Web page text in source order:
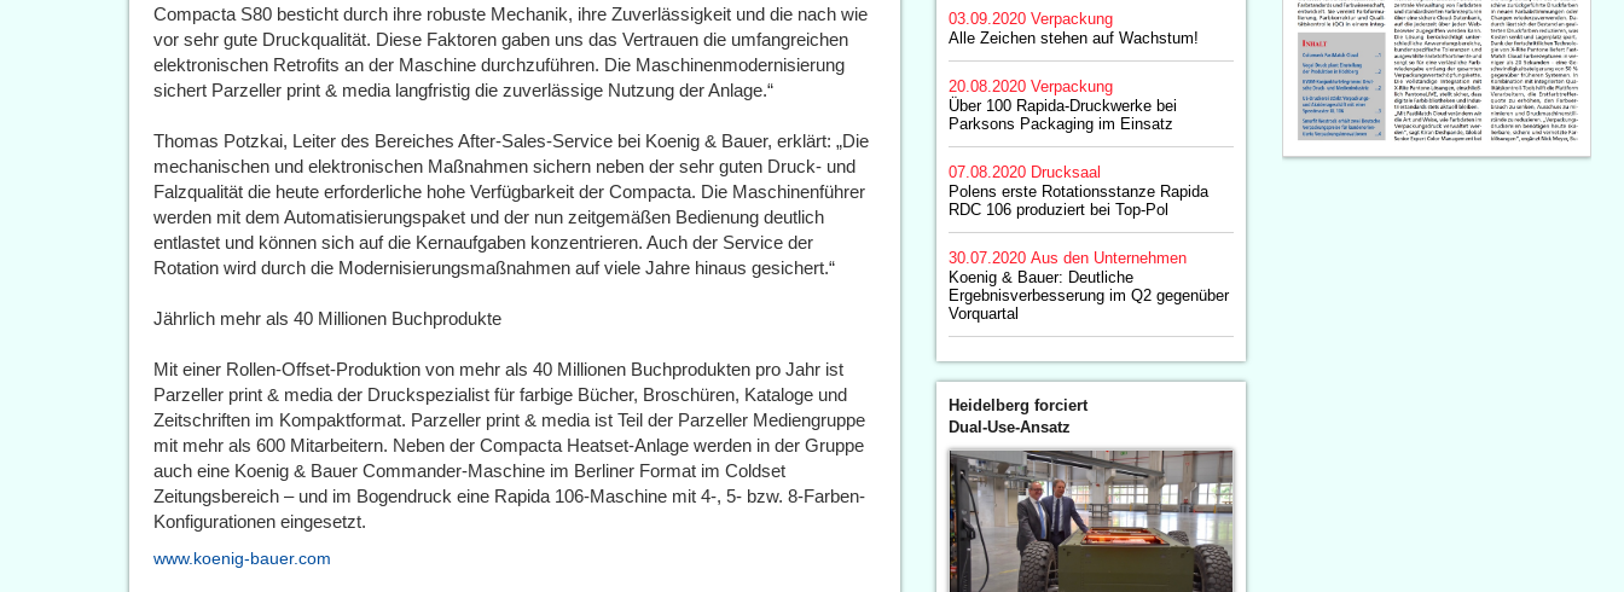
Compacta S80 besticht durch ihre robuste Mechanik, ihre Zuverlässigkeit und die nach wie
vor sehr gute Druckqualität. Diese Faktoren gaben uns das Vertrauen die umfangreichen
elektronischen Retrofits an der Maschine durchzuführen. Die Maschinenmodernisierung
sichert Parzeller print & media langfristig die zuverlässige Nutzung der Anlage.“
Thomas Potzkai, Leiter des Bereiches After-Sales-Service bei Koenig & Bauer, erklärt: „Die
mechanischen und elektronischen Maßnahmen sichern neben der sehr guten Druck- und
Falzqualität die heute erforderliche hohe Verfügbarkeit der Compacta. Die Maschinenführer
werden mit dem Automatisierungspaket und der nun zeitgemäßen Bedienung deutlich
entlastet und können sich auf die Kernaufgaben konzentrieren. Auch der Service der
Rotation wird durch die Modernisierungsmaßnahmen auf viele Jahre hinaus gesichert.“
Jährlich mehr als 40 Millionen Buchprodukte
Mit einer Rollen-Offset-Produktion von mehr als 40 Millionen Buchprodukten pro Jahr ist
Parzeller print & media der Druckspezialist für farbige Bücher, Broschüren, Kataloge und
Zeitschriften im Kompaktformat. Parzeller print & media ist Teil der Parzeller Mediengruppe
mit mehr als 600 Mitarbeitern. Neben der Compacta Heatset-Anlage werden in der Gruppe
auch eine Koenig & Bauer Commander-Maschine im Berliner Format im Coldset
Zeitungsbereich – und im Bogendruck eine Rapida 106-Maschine mit 4-, 5- bzw. 8-Farben-
Konfigurationen eingesetzt.
www.koenig-bauer.com
03.09.2020 Verpackung
Alle Zeichen stehen auf Wachstum!
20.08.2020 Verpackung
Über 100 Rapida-Druckwerke bei
Parksons Packaging im Einsatz
07.08.2020 Drucksaal
Polens erste Rotationsstanze Rapida
RDC 106 produziert bei Top-Pol
30.07.2020 Aus den Unternehmen
Koenig & Bauer: Deutliche
Ergebnisverbesserung im Q2 gegenüber
Vorquartal
Heidelberg forciert
Dual-Use-Ansatz